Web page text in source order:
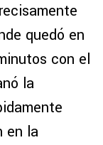
quedó en
con el
la
en la